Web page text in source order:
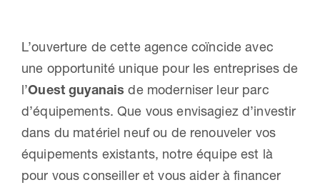
L’ouverture de cette agence coïncide avec
une opportunité unique pour les entreprises de
l’Ouest guyanais de moderniser leur parc
d’équipements. Que vous envisagiez d’investir
dans du matériel neuf ou de renouveler vos
équipements existants, notre équipe est là
pour vous conseiller et vous aider à financer